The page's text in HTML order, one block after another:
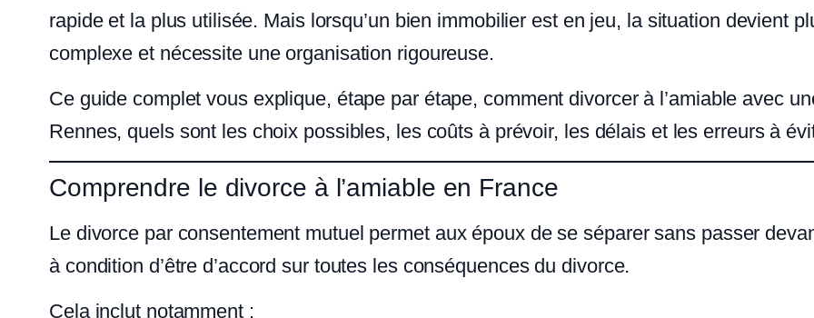
rapide et la plus utilisée. Mais lorsqu’un bien immobilier est en jeu, la situation devient
complexe et nécessite une organisation rigoureuse.
Ce guide complet vous explique, étape par étape, comment divorcer à l’amiable avec
Rennes, quels sont les choix possibles, les coûts à prévoir, les délais et les erreurs à
Comprendre le divorce à l’amiable en France
Le divorce par consentement mutuel permet aux époux de se séparer sans passer
à condition d’être d’accord sur toutes les conséquences du divorce.
Cela inclut notamment :